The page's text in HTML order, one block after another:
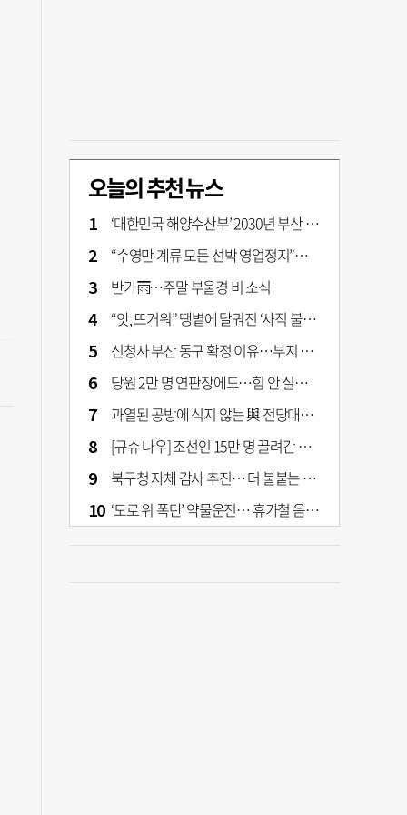
오늘의 추천 뉴스
‘대한민국 해양수산부’ 2030년 부산 북항시대 연다
“수영만 계류 모든 선박 영업정지”… 재개발 속도전
반가雨…주말 부울경 비 소식
“앗, 뜨거워” 땡볕에 달궈진 ‘사직 불가마’ 관중석 무려 70도
신청사 부산 동구 확정 이유…부지 용이성·접근성·집적 가능성이 운명 갈랐다 [해수부 북항 시대]
당원 2만 명 연판장에도…힘 안 실리는 ‘장동혁 사퇴’ 공세
과열된 공방에 식지 않는 與 전당대회… 호남·수도권 집중하는 후보들
[규슈 나우] 조선인 15만 명 끌려간 치쿠호 탄광… 대를 이은 진실 캐기
북구청 자체 감사 추진… 더 불붙는 북구 신청사 갈등
‘도로 위 폭탄’ 약물운전… 휴가철 음주와 병행 단속 [교통안전, 시민이 만든다]